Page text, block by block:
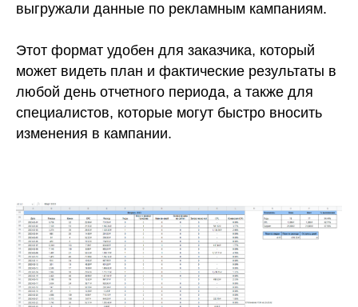
выгружали данные по рекламным кампаниям.
Этот формат удобен для заказчика, который
может видеть план и фактические результаты в
любой день отчетного периода, а также для
специалистов, которые могут быстро вносить
изменения в кампании.